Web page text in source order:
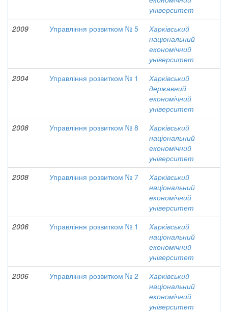
університет
2009
Управління розвитком № 5
Харківський
національний
економічний
університет
2004
Управління розвитком № 1
Харківський
державний
економічний
університет
2008
Управління розвитком № 8
Харківський
національний
економічний
університет
2008
Управління розвитком № 7
Харківський
національний
економічний
університет
2006
Управління розвитком № 1
Харківський
національний
економічний
університет
2006
Управління розвитком № 2
Харківський
національний
економічний
університет